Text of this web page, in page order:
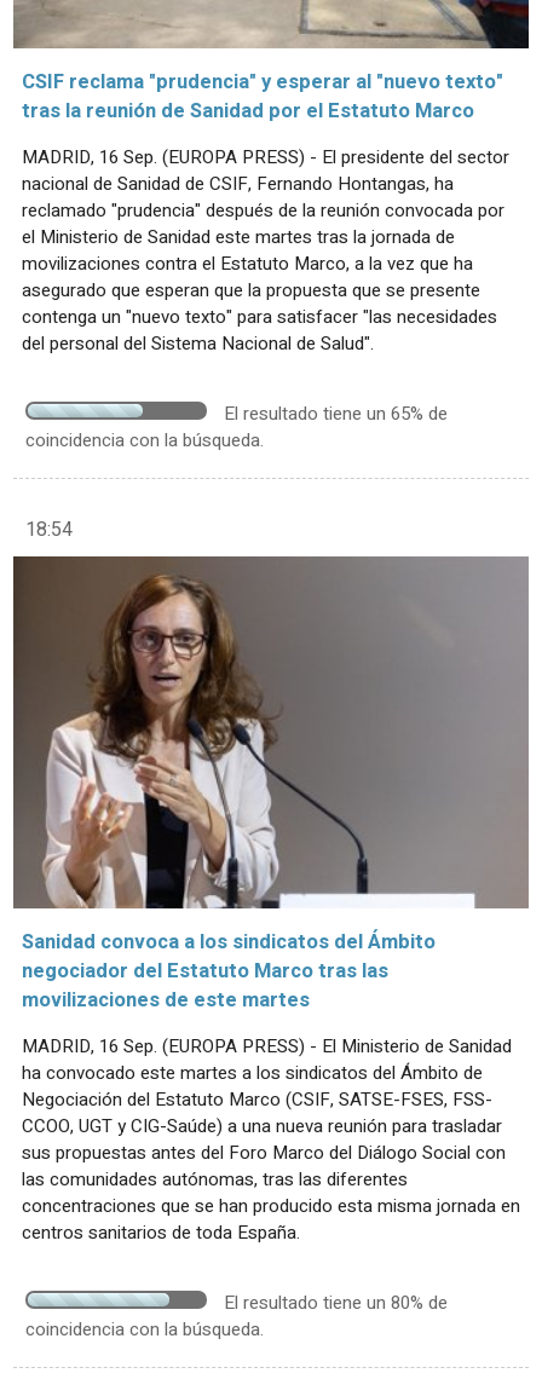
CSIF reclama "prudencia" y esperar al "nuevo texto"
tras la reunión de Sanidad por el Estatuto Marco
MADRID, 16 Sep. (EUROPA PRESS) - El presidente del sector
nacional de Sanidad de CSIF, Fernando Hontangas, ha
reclamado "prudencia" después de la reunión convocada por
el Ministerio de Sanidad este martes tras la jornada de
movilizaciones contra el Estatuto Marco, a la vez que ha
asegurado que esperan que la propuesta que se presente
contenga un "nuevo texto" para satisfacer "las necesidades
del personal del Sistema Nacional de Salud".
El resultado tiene un 65% de
coincidencia con la búsqueda.
18:54
Sanidad convoca a los sindicatos del Ámbito
negociador del Estatuto Marco tras las
movilizaciones de este martes
MADRID, 16 Sep. (EUROPA PRESS) - El Ministerio de Sanidad
ha convocado este martes a los sindicatos del Ámbito de
Negociación del Estatuto Marco (CSIF, SATSE-FSES, FSS-
CCOO, UGT y CIG-Saúde) a una nueva reunión para trasladar
sus propuestas antes del Foro Marco del Diálogo Social con
las comunidades autónomas, tras las diferentes
concentraciones que se han producido esta misma jornada en
centros sanitarios de toda España.
El resultado tiene un 80% de
coincidencia con la búsqueda.